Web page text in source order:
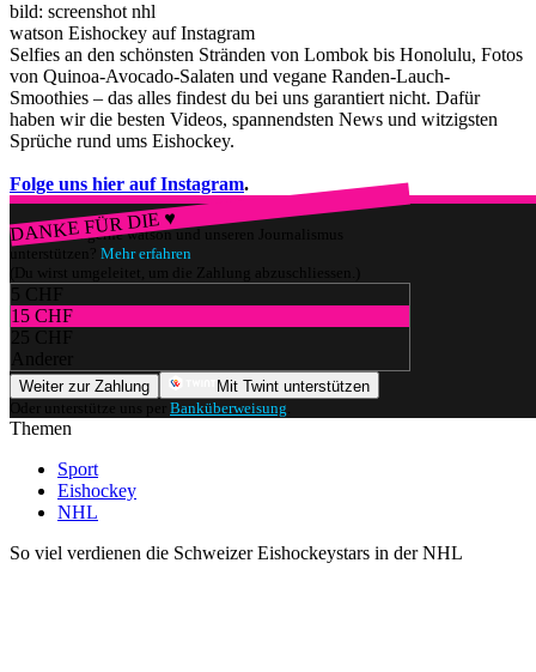
bild: screenshot nhl
watson Eishockey auf Instagram
Selfies an den schönsten Stränden von Lombok bis Honolulu, Fotos
von Quinoa-Avocado-Salaten und vegane Randen-Lauch-
Smoothies – das alles findest du bei uns garantiert nicht. Dafür
haben wir die besten Videos, spannendsten News und witzigsten
Sprüche rund ums Eishockey.
Folge uns hier auf Instagram.
DANKE FÜR DIE ♥
Würdest du gerne watson und unseren Journalismus
unterstützen? Mehr erfahren
(Du wirst umgeleitet, um die Zahlung abzuschliessen.)
5 CHF
15 CHF
25 CHF
Anderer
Weiter zur Zahlung
Mit Twint unterstützen
Oder unterstütze uns per Banküberweisung
Themen
Sport
Eishockey
NHL
So viel verdienen die Schweizer Eishockeystars in der NHL